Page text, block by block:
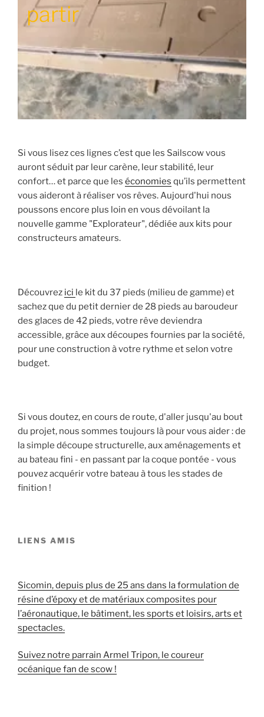
partir
Si vous lisez ces lignes c’est que les Sailscow vous
auront séduit par leur carène, leur stabilité, leur
confort… et parce que les économies qu’ils permettent
vous aideront à réaliser vos rêves. Aujourd'hui nous
poussons encore plus loin en vous dévoilant la
nouvelle gamme "Explorateur", dédiée aux kits pour
constructeurs amateurs.
Découvrez ici le kit du 37 pieds (milieu de gamme) et
sachez que du petit dernier de 28 pieds au baroudeur
des glaces de 42 pieds, votre rêve deviendra
accessible, grâce aux découpes fournies par la société,
pour une construction à votre rythme et selon votre
budget.
Si vous doutez, en cours de route, d'aller jusqu'au bout
du projet, nous sommes toujours là pour vous aider : de
la simple découpe structurelle, aux aménagements et
au bateau fini - en passant par la coque pontée - vous
pouvez acquérir votre bateau à tous les stades de
finition !
LIENS AMIS
Sicomin, depuis plus de 25 ans dans la formulation de
résine d’époxy et de matériaux composites pour
l’aéronautique, le bâtiment, les sports et loisirs, arts et
spectacles.
Suivez notre parrain Armel Tripon, le coureur
océanique fan de scow !